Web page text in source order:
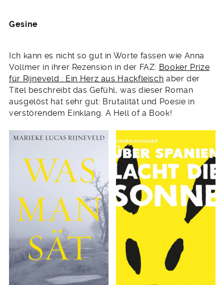
Gesine
Ich kann es nicht so gut in Worte fassen wie Anna
Vollmer in ihrer Rezension in der FAZ: Booker Prize
für Rijneveld : Ein Herz aus Hackfleisch aber der
Titel beschreibt das Gefühl, was dieser Roman
ausgelöst hat sehr gut: Brutalität und Poesie in
verstörendem Einklang. A Hell of a Book!